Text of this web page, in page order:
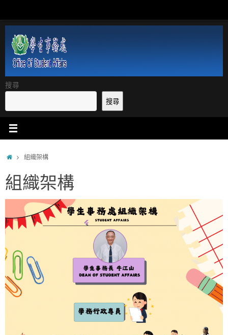
content
搜尋
搜尋
Home組織架構
組織架構